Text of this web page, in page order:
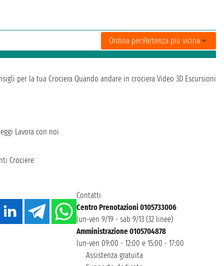
Ordina per:Partenza più vicina
per la tua Crociera Quando andare in crociera Video 3D Escursioni
Lavora con noi
Crociere
Contatti
Centro Prenotazioni 0105733006
lun-ven 9/19 - sab 9/13 (32 linee)
Amministrazione 0105704878
lun-ven 09:00 - 12:00 e 15:00 - 17:00
Assistenza gratuita